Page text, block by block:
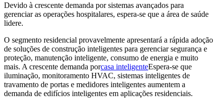
Devido à crescente demanda por sistemas avançados para
gerenciar as operações hospitalares, espera-se que a área de saúde
lidere.
O segmento residencial provavelmente apresentará a rápida adoção
de soluções de construção inteligentes para gerenciar segurança e
proteção, manutenção inteligente, consumo de energia e muito
mais. A crescente demanda porcasa inteligenteEspera-se que
iluminação, monitoramento HVAC, sistemas inteligentes de
travamento de portas e medidores inteligentes aumentem a
demanda de edifícios inteligentes em aplicações residenciais.